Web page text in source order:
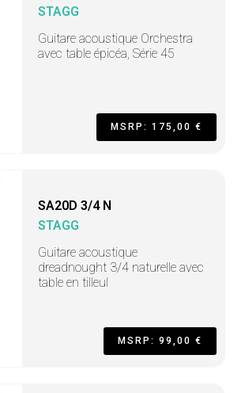
STAGG
Guitare acoustique Orchestra
avec table épicéa, Série 45
MSRP: 175,00 €
SA20D 3/4 N
STAGG
Guitare acoustique
dreadnought 3/4 naturelle avec
table en tilleul
MSRP: 99,00 €